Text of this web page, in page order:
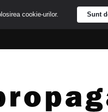
cookie-urilor. Sunt